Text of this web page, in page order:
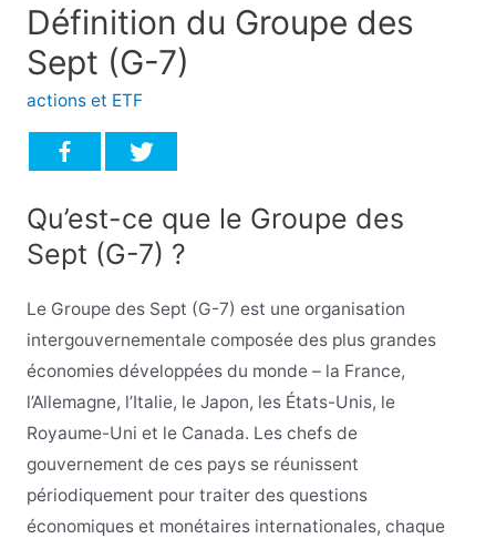
Définition du Groupe des
Sept (G-7)
actions et ETF
Qu’est-ce que le Groupe des
Sept (G-7) ?
Le Groupe des Sept (G-7) est une organisation
intergouvernementale composée des plus grandes
économies développées du monde – la France,
l’Allemagne, l’Italie, le Japon, les États-Unis, le
Royaume-Uni et le Canada. Les chefs de
gouvernement de ces pays se réunissent
périodiquement pour traiter des questions
économiques et monétaires internationales, chaque